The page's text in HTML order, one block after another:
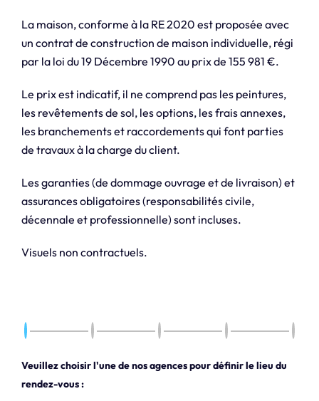
La maison, conforme à la RE 2020 est proposée avec
un contrat de construction de maison individuelle, régi
par la loi du 19 Décembre 1990 au prix de 155 981 €.
Le prix est indicatif, il ne comprend pas les peintures,
les revêtements de sol, les options, les frais annexes,
les branchements et raccordements qui font parties
de travaux à la charge du client.
Les garanties (de dommage ouvrage et de livraison) et
assurances obligatoires (responsabilités civile,
décennale et professionnelle) sont incluses.
Visuels non contractuels.
Veuillez choisir l'une de nos agences pour définir le lieu du
rendez-vous :